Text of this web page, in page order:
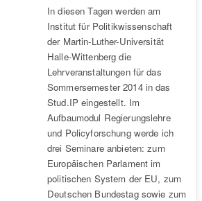
In diesen Tagen werden am
Institut für Politikwissenschaft
der Martin-Luther-Universität
Halle-Wittenberg die
Lehrveranstaltungen für das
Sommersemester 2014 in das
Stud.IP eingestellt. Im
Aufbaumodul Regierungslehre
und Policyforschung werde ich
drei Seminare anbieten: zum
Europäischen Parlament im
politischen System der EU, zum
Deutschen Bundestag sowie zum